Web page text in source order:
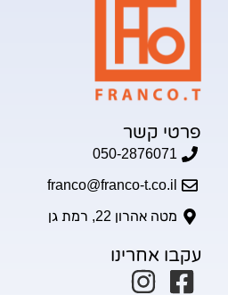
קשר
050-2876071
franco@franco-t.co.il
מטה אהרון 22, רמת גן
אחרינו